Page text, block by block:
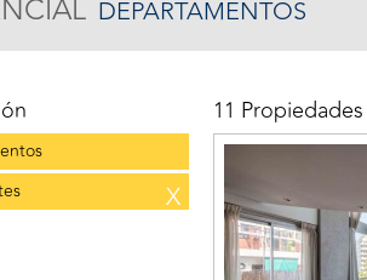
DEPARTAMENTOS
X
11